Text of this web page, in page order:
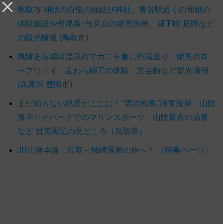
鳥取市 神話の白兎の縁結び神社、青谷駅近くの和紙の
体験施設や長尾鼻･魚見台の絶景海岸、城下町 鹿野など
の観光情報 (鳥取市)
風情ある城崎温泉街でカニを食し外湯巡り、絶景のロ
ープウェイ、麦わら細工の体験、文芸館など観光情報
(兵庫県 豊岡市)
まだ知らない絶景がここに！ “西の松島”浦富海岸、山陰
海岸ジオパークでのマリンスポーツ、山陰最古の温泉
など 岩美周辺の見どころ（鳥取県）
JR山陰本線 鳥取～城崎温泉の旅へ！ （特集ページ）